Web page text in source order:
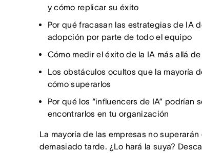
y cómo replicar su éxito
Por qué fracasan las estrategias de IA
adopción por parte de todo el equipo
Cómo medir el éxito de la IA más allá
Los obstáculos ocultos que la mayoría
cómo superarlos
Por qué los “influencers de IA” podrían
encontrarlos en tu organización
La mayoría de las empresas no
demasiado tarde. ¿Lo hará la suya?